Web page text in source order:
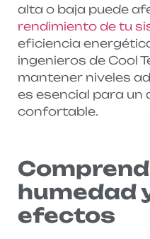
alta o baja puede
rendimiento de tu
eficiencia
ingenieros de Cool
mantener niveles
es esencial para un
confortable.
humedad
efectos